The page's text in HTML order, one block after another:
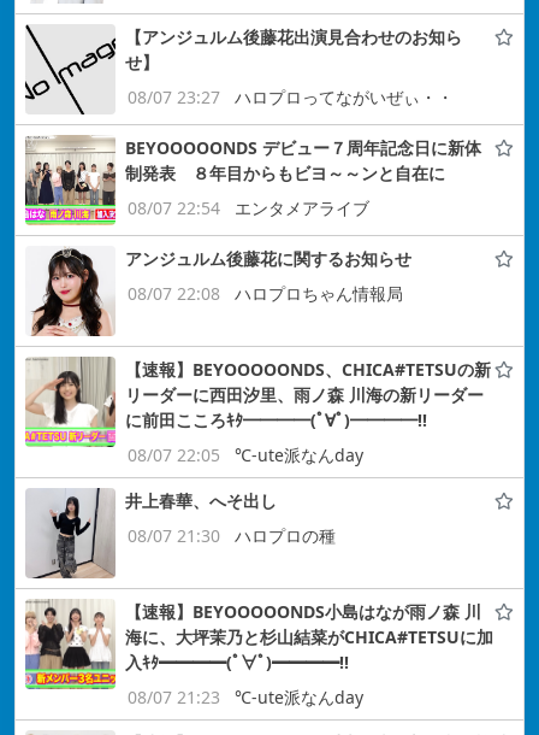
【アンジュルム後藤花出演見合わせのお知ら
せ】
08/07 23:27
ハロプロってながいぜぃ・・
BEYOOOOONDS デビュー７周年記念日に新体
制発表 ８年目からもビヨ～～ンと自在に
08/07 22:54
エンタメアライブ
アンジュルム後藤花に関するお知らせ
08/07 22:08
ハロプロちゃん情報局
【速報】BEYOOOOONDS、CHICA#TETSUの新
リーダーに西田汐里、雨ノ森 川海の新リーダー
に前田こころｷﾀ━━━━(ﾟ∀ﾟ)━━━━!!
08/07 22:05
℃-ute派なんday
井上春華、へそ出し
08/07 21:30
ハロプロの種
【速報】BEYOOOOONDS小島はなが雨ノ森 川
海に、大坪茉乃と杉山結菜がCHICA#TETSUに加
入ｷﾀ━━━━(ﾟ∀ﾟ)━━━━!!
08/07 21:23
℃-ute派なんday